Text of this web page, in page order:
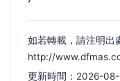
如若轉載，請注明出
http://
更新時間：2026-